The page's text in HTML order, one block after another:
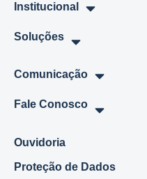
Institucional
Soluções
Comunicação
Fale Conosco
Ouvidoria
Proteção de Dados